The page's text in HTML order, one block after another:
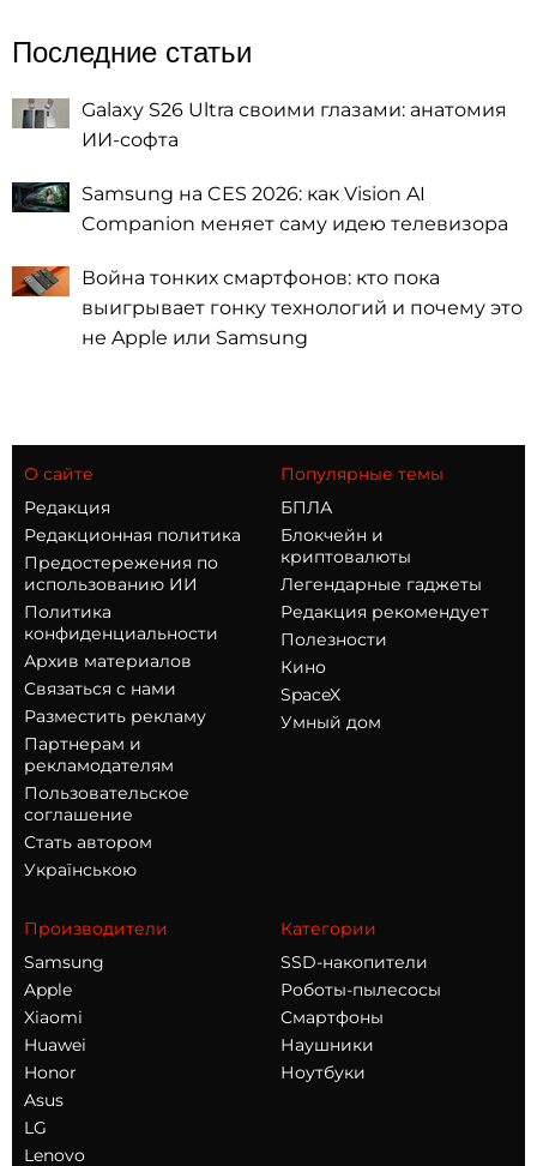
Последние статьи
Galaxy S26 Ultra своими глазами: анатомия
ИИ-софта
Samsung на CES 2026: как Vision AI
Companion меняет саму идею телевизора
Война тонких смартфонов: кто пока
выигрывает гонку технологий и почему это
не Apple или Samsung
О сайте
Редакция
Редакционная политика
Предостережения по
использованию ИИ
Политика
конфиденциальности
Архив материалов
Связаться с нами
Разместить рекламу
Партнерам и
рекламодателям
Пользовательское
соглашение
Стать автором
Українською
Популярные темы
БПЛА
Блокчейн и
криптовалюты
Легендарные гаджеты
Редакция рекомендует
Полезности
Кино
SpaceX
Умный дом
Производители
Samsung
Apple
Xiaomi
Huawei
Honor
Asus
LG
Lenovo
Категории
SSD-накопители
Роботы-пылесосы
Смартфоны
Наушники
Ноутбуки